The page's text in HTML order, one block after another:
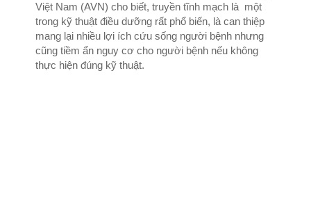
Việt Nam (AVN) cho biết, truyền tĩnh mạch là một
trong kỹ thuật điều dưỡng rất phổ biến, là can thiệp
mang lại nhiều lợi ích cứu sống người bệnh nhưng
cũng tiềm ẩn nguy cơ cho người bệnh nếu không
thực hiện đúng kỹ thuật.